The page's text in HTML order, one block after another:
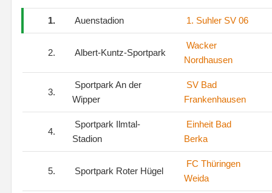
1. Auenstadion 1. Suhler SV 06
2. Albert-Kuntz-Sportpark
Wacker
Nordhausen
3.
Sportpark An der
Wipper
SV Bad
Frankenhausen
4.
Sportpark Ilmtal-
Stadion
Einheit Bad
Berka
5. Sportpark Roter Hügel
FC Thüringen
Weida